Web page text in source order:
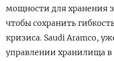
мощности для хранения
чтобы сохранить
кризиса. Saudi Aramco,
управлении хранилища